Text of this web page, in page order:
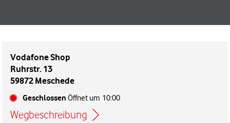
Vodafone Shop
Ruhrstr. 13
59872 Meschede
Geschlossen Öffnet um 10:00
Wegbeschreibung